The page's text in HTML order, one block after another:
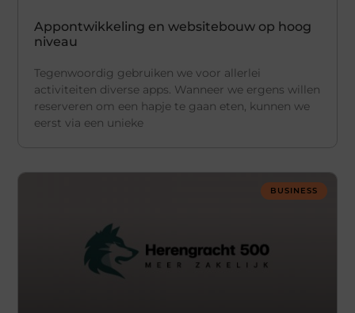
Appontwikkeling en websitebouw op hoog
niveau
Tegenwoordig gebruiken we voor allerlei
activiteiten diverse apps. Wanneer we ergens willen
reserveren om een hapje te gaan eten, kunnen we
eerst via een unieke
BUSINESS